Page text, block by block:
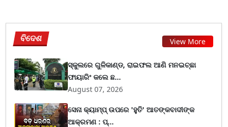
ବିଦେଶ View More
ସ୍କୁଲରେ ଗୁଳିକାଣ୍ଡ, ରାଇଫଲ ଆଣି ମନଇଚ୍ଛା
ଫାୟାରିଂ କଲେ ଛ...
August 07, 2026
ସେନା କ୍ୟାମ୍ପ୍ ଉପରେ 'ହୁତି' ଆତଙ୍କବାଦୀଙ୍କ
ଆକ୍ରମଣ : ପ୍...